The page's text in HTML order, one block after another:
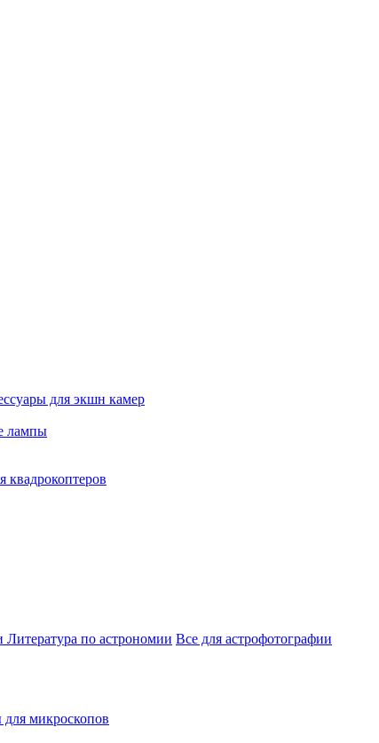
для экшн камер
лампы
квадрокоптеров
Литература по астрономии Все для астрофотографии
для микроскопов